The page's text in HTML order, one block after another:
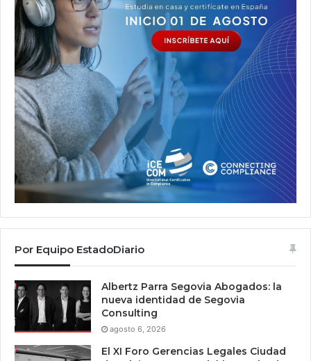
Por Equipo EstadoDiario
Albertz Parra Segovia Abogados: la
nueva identidad de Segovia
Consulting
agosto 6, 2026
El XI Foro Gerencias Legales Ciudad